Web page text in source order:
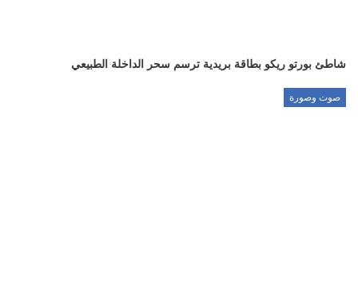
شاطئ بورتو ريكو بطاقة بريدية ترسم سحر الداخلة الطبيعي
صوت وصورة